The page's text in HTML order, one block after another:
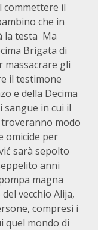
commettere il
che in
la testa Ma
Brigata di
gli
il testimone
e della Decima
in cui il
modo
omicide per
sarà sepolto
anni
magna
vecchio Alija,
compresi i
quel mondo di